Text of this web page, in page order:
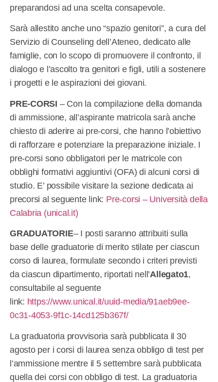
preparandosi ad una scelta consapevole.
Sarà allestito anche uno “spazio genitori”, a cura del
Servizio di Counseling dell’Ateneo, dedicato alle
famiglie, con lo scopo di promuovere il confronto, il
dialogo e l’ascolto tra genitori e figli, utili a sostenere
i progetti e le aspirazioni dei giovani.
PRE-CORSI – Con la compilazione della domanda
di ammissione, all’aspirante matricola sarà anche
chiesto di aderire ai pre-corsi, che hanno l’obiettivo
di rafforzare e potenziare la preparazione iniziale. I
pre-corsi sono obbligatori per le matricole con
obblighi formativi aggiuntivi (OFA) di alcuni corsi di
studio. E’ possibile visitare la sezione dedicata ai
precorsi al seguente link: Pre-corsi – Università della
Calabria (unical.it)
GRADUATORIE– I posti saranno attribuiti sulla
base delle graduatorie di merito stilate per ciascun
corso di laurea, formulate secondo i criteri previsti
da ciascun dipartimento, riportati nell’Allegato1,
consultabile al seguente
link: https://www.unical.it/uuid-media/91aeb9ee-
0c31-4053-9f1c-14cd125b367f/
La graduatoria provvisoria sarà pubblicata il 30
agosto per i corsi di laurea senza obbligo di test per
l’ammissione mentre il 5 settembre sarà pubblicata
quella dei corsi con obbligo di test. La graduatoria